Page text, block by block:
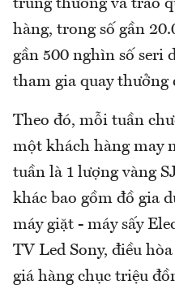
trúng thưởng và trao
hàng, trong số gần
gần 500 nghìn số seri
tham gia quay thưởng
Theo đó, mỗi tuần
một khách hàng may
tuần là 1 lượng vàng
khác bao gồm đồ gia
máy giặt - máy sấy
TV Led Sony, điều
giá hàng chục triệu